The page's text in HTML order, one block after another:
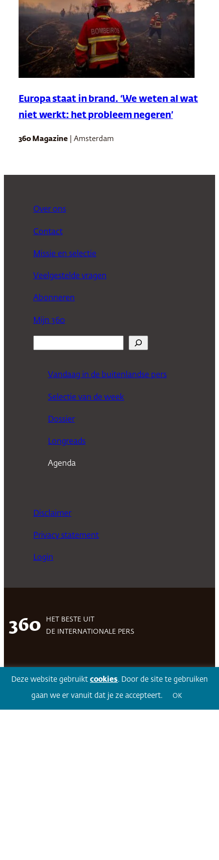
Europa staat in brand. ‘We weten al wat
niet werkt: het probleem negeren’
360 Magazine | Amsterdam
Over ons
Contact
Missie en selectie
Veelgestelde vragen
Abonneren
Mijn 360
Vandaag in de buitenlandse pers
Selectie van de week
Dossier
Longreads
Agenda
Disclaimer
Privacy statement
Login
360
HET BESTE UIT
DE INTERNATIONALE PERS
Volg 360Facebook LinkedIn Twitter
Deze website gebruikt cookies. Door de site te gebruiken
gaan we er vanuit dat je ze accepteert. OK